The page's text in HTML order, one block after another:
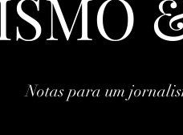
Notas para um